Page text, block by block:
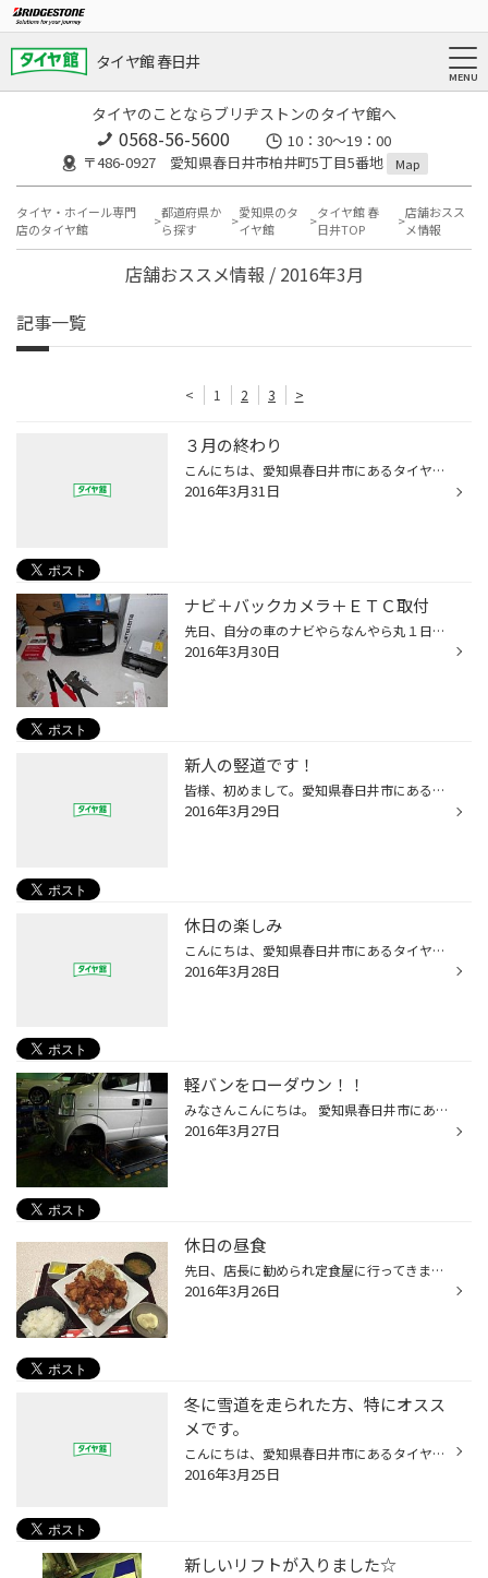
タイヤ館 春日井
タイヤのことならブリヂストンのタイヤ館へ
0568-56-5600
10：30～19：00
〒486-0927 愛知県春日井市柏井町5丁目5番地
Map
タイヤ・ホイール専門
店のタイヤ館
都道府県か
ら探す
愛知県のタ
イヤ館
タイヤ館 春
日井TOP
店舗おスス
メ情報
店舗おススメ情報 / 2016年3月
記事一覧
< 1 2 3 >
３月の終わり
こんにちは、愛知県春日井市にあるタイヤ館春日井です。 もう3月も終わりですね。 たくさんのご来店ありがとうございました！！ 明日から４月のはじまりです。 タイヤ館は今まで以上に元気で明るい店づくりをしてまいります。 タイヤのことはもちろん、オイル・バッテリーなどのメンテナンス用品も...
2016年3月31日
ナビ＋バックカメラ＋ＥＴＣ取付
先日、自分の車のナビやらなんやら丸１日かけて付けてヘトヘトに。 そして本日はデリカＤ：２（ソリオＯＥＭ）に ナビやバックカメラやＥＴＣ車載器などを取り付けています。 この並びはもはや３種の神器ですね。 一番面倒だったり難しいのは配線通しなのですが 万一でも汚れがついてしまうなどはあ...
2016年3月30日
新人の竪道です！
皆様、初めまして。愛知県春日井市にあるタイヤ館春日井店、新人の竪道です。 この3月に入社し、いきなりの繁忙期…覚えることもたくさん、やるべきこともたくさんで、 毎日がむしゃらに頑張っています(笑) 実は聞きたいことがあるのですが、、 皆様新人で入った時にしてしまった大きな失敗や、 ここ...
2016年3月29日
休日の楽しみ
こんにちは、愛知県春日井市にあるタイヤ館春日井です。 ようやくプロ野球開幕しましたね！ 休みの日に見る野球が毎年の楽しみです。 なぜかタイヤ館春日井では阪神ファンが多いです。笑 今年は阪神が優勝できそうな気がします！ 四月の休みにはスタッフと甲子園まで行く予定です。 また行ったとき...
2016年3月28日
軽バンをローダウン！！
みなさんこんにちは。 愛知県春日井市にあるタイヤ館春日井です。 今日は軽バンをダウンサスでローダウンしました！ 作業工程は意外とジャッキアップが難しく簡易的なジャッキと馬を使って リフトアップし作業！ 春日井店のＰＩＴ長が手慣れた手つきでお店の作業が混み合う中 あっという間に作業を...
2016年3月27日
休日の昼食
先日、店長に勧められ定食屋に行ってきました。 唐揚げ定食を頼み、このボリュームで1000円で おつりが出るほどです。お得感や満足感を感じま すと、また行ってみたくなりますね。 当店にお越しのお客様にも、もちろんご満足して 帰って頂けるよう日々の努力は惜しみません。 今後ともタイヤ館春日...
2016年3月26日
冬に雪道を走られた方、特にオスス
メです。
こんにちは、愛知県春日井市にあるタイヤ館春日井です。 タイヤ館春日井では安全点検とは別に、下回りも確認させて頂いております。 実は、お車で一番錆びやすいのはマフラーなのです。 錆が広がるとマフラーに穴が空いてしまったりして、 交換が必要になるケースも多くあります。 当店では新しく防...
2016年3月25日
新しいリフトが入りました☆